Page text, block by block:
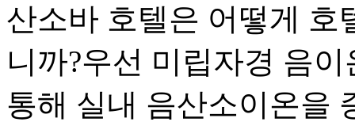
산소바 호텔은 어떻게 호
니까?우선 미립자경 음
통해 실내 음산소이온을